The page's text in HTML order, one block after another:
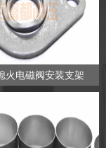
火电磁阀安装支架